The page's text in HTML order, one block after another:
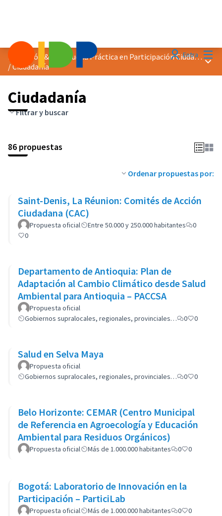
EntraDistinción &quot;Buena Práctica en Participación Ciudadana&quot; 2023
/Ciudadanía
Ciudadanía
Filtrar y buscar
86 propuestas
Ordenar propuestas por:
Saint-Denis, La Réunion: Comités de Acción
Ciudadana (CAC)
Propuesta oficial Entre 50.000 y 250.000 habitantes
0
0
Departamento de Antioquia: Plan de
Adaptación al Cambio Climático desde Salud
Ambiental para Antioquia – PACCSA
Propuesta oficial
Gobiernos supralocales, regionales, provinciales…
0 0
Salud en Selva Maya
Propuesta oficial
Gobiernos supralocales, regionales, provinciales…
0 0
Belo Horizonte: CEMAR (Centro Municipal
de Referencia en Agroecología y Educación
Ambiental para Residuos Orgánicos)
Propuesta oficial Más de 1.000.000 habitantes 0 0
Bogotá: Laboratorio de Innovación en la
Participación – ParticiLab
Propuesta oficial Más de 1.000.000 habitantes 0 0